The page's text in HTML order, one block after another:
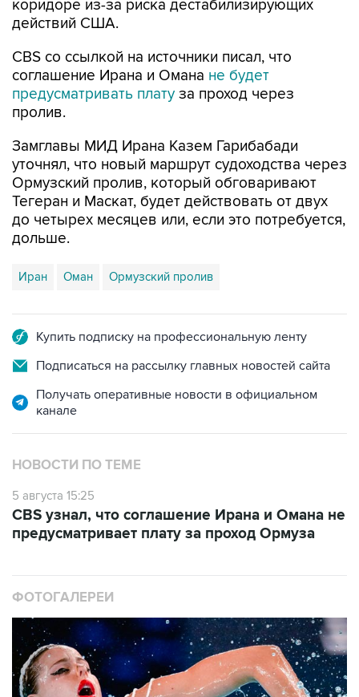
CBS со ссылкой на источники писал, что
предусматривать платуза проход через
пролив.
Замглавы МИД Ирана Казем Гарибабади
Ормузский пролив, который обговаривают
Тегеран и Маскат, будет действовать от двух
до четырех месяцев или, если это потребуется,
дольше.
Иран Оман
Подписаться на рассылку главных новостей сайта
Получать оперативные новости в официальном
НОВОСТИ ПО ТЕМЕ
5 августа 15:25
предусматривает плату за проход Ормуза